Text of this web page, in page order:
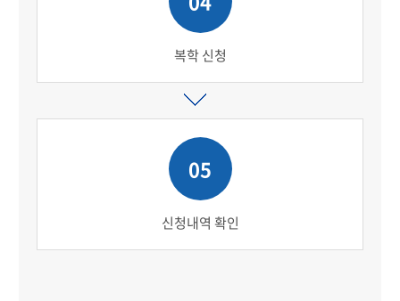
복학 신청
05
신청내역 확인